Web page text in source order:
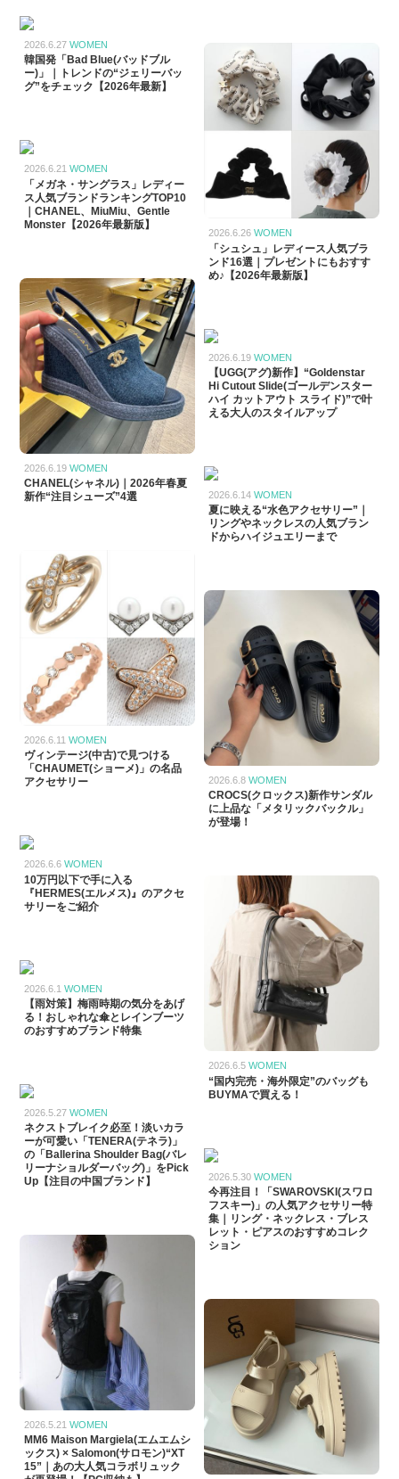
2026.6.27 WOMEN
韓国発「Bad Blue(バッドブル
ー)」｜トレンドの“ジェリーバッ
グ”をチェック【2026年最新】
2026.6.21 WOMEN
「メガネ・サングラス」レディー
ス人気ブランドランキングTOP10
｜CHANEL、MiuMiu、Gentle
Monster【2026年最新版】
2026.6.19 WOMEN
CHANEL(シャネル)｜2026年春夏
新作“注目シューズ”4選
2026.6.11 WOMEN
ヴィンテージ(中古)で見つける
「CHAUMET(ショーメ)」の名品
アクセサリー
2026.6.6 WOMEN
10万円以下で手に入る
『HERMES(エルメス)』のアクセ
サリーをご紹介
2026.6.1 WOMEN
【雨対策】梅雨時期の気分をあげ
る！おしゃれな傘とレインブーツ
のおすすめブランド特集
2026.5.27 WOMEN
ネクストブレイク必至！淡いカラ
ーが可愛い「TENERA(テネラ)」
の「Ballerina Shoulder Bag(バレ
リーナショルダーバッグ)」をPick
Up【注目の中国ブランド】
2026.5.21 WOMEN
MM6 Maison Margiela(エムエムシ
ックス) × Salomon(サロモン)“XT
15”｜あの大人気コラボリュック
2026.6.26 WOMEN
「シュシュ」レディース人気ブラ
ンド16選｜プレゼントにもおすす
め♪【2026年最新版】
2026.6.19 WOMEN
【UGG(アグ)新作】“Goldenstar
Hi Cutout Slide(ゴールデンスター
ハイ カットアウト スライド)”で叶
える大人のスタイルアップ
2026.6.14 WOMEN
夏に映える“水色アクセサリー”｜
リングやネックレスの人気ブラン
ドからハイジュエリーまで
2026.6.8 WOMEN
CROCS(クロックス)新作サンダル
に上品な「メタリックバックル」
が登場！
2026.6.5 WOMEN
“国内完売・海外限定”のバッグも
BUYMAで買える！
2026.5.30 WOMEN
今再注目！「SWAROVSKI(スワロ
フスキー)」の人気アクセサリー特
集｜リング・ネックレス・ブレス
レット・ピアスのおすすめコレク
ション